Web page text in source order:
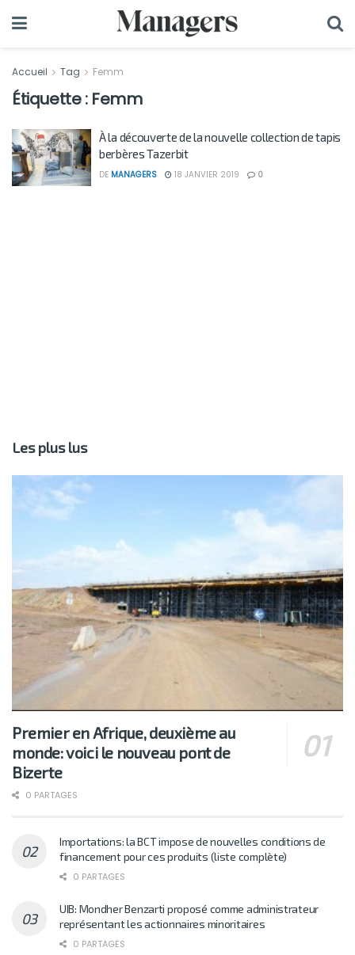
Accueil Tag Femm
Étiquette : Femm
À la découverte de la nouvelle collection de tapis
berbères Tazerbit
DE MANAGERS 18 JANVIER 2019 0
Les plus lus
Premier en Afrique, deuxième au
monde: voici le nouveau pont de
Bizerte
0 PARTAGES
Importations: la BCT impose de nouvelles conditions de
financement pour ces produits (liste complète)
0 PARTAGES
UIB: Mondher Benzarti proposé comme administrateur
représentant les actionnaires minoritaires
0 PARTAGES